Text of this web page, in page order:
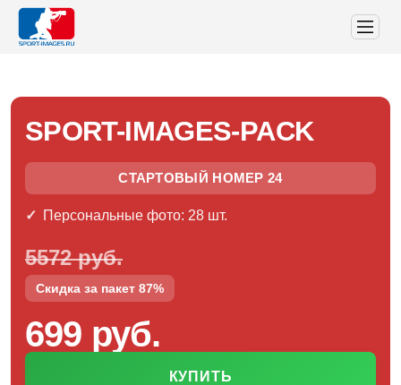
SPORT-IMAGES-PACK
СТАРТОВЫЙ НОМЕР 24
Персональные фото: 28 шт.
5572 руб.
Скидка за пакет 87%
699 руб.
КУПИТЬ